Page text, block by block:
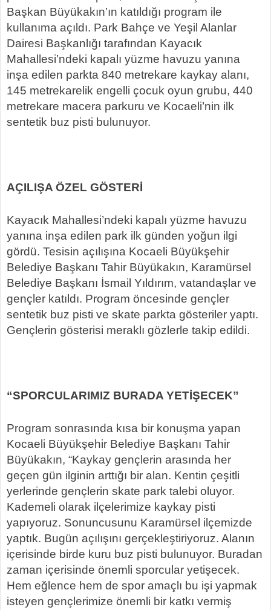
Başkan Büyükakın’ın katıldığı program ile
kullanıma açıldı. Park Bahçe ve Yeşil Alanlar
Dairesi Başkanlığı tarafından Kayacık
Mahallesi’ndeki kapalı yüzme havuzu yanına
inşa edilen parkta 840 metrekare kaykay alanı,
145 metrekarelik engelli çocuk oyun grubu, 440
metrekare macera parkuru ve Kocaeli’nin ilk
sentetik buz pisti bulunuyor.
AÇILIŞA ÖZEL GÖSTERİ
Kayacık Mahallesi’ndeki kapalı yüzme havuzu
yanına inşa edilen park ilk günden yoğun ilgi
gördü. Tesisin açılışına Kocaeli Büyükşehir
Belediye Başkanı Tahir Büyükakın, Karamürsel
Belediye Başkanı İsmail Yıldırım, vatandaşlar ve
gençler katıldı. Program öncesinde gençler
sentetik buz pisti ve skate parkta gösteriler yaptı.
Gençlerin gösterisi meraklı gözlerle takip edildi.
“SPORCULARIMIZ BURADA YETİŞECEK”
Program sonrasında kısa bir konuşma yapan
Kocaeli Büyükşehir Belediye Başkanı Tahir
Büyükakın, “Kaykay gençlerin arasında her
geçen gün ilginin arttığı bir alan. Kentin çeşitli
yerlerinde gençlerin skate park talebi oluyor.
Kademeli olarak ilçelerimize kaykay pisti
yapıyoruz. Sonuncusunu Karamürsel ilçemizde
yaptık. Bugün açılışını gerçekleştiriyoruz. Alanın
içerisinde birde kuru buz pisti bulunuyor. Buradan
zaman içerisinde önemli sporcular yetişecek.
Hem eğlence hem de spor amaçlı bu işi yapmak
isteyen gençlerimize önemli bir katkı vermiş